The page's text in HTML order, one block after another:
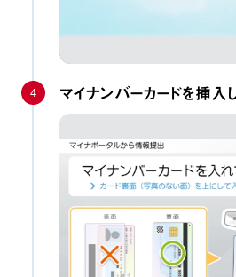
4 マイナンバーカードを挿入